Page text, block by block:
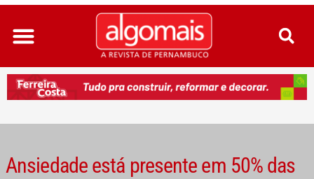
Ir
para
conteúdo
Ansiedade está presente em 50% das